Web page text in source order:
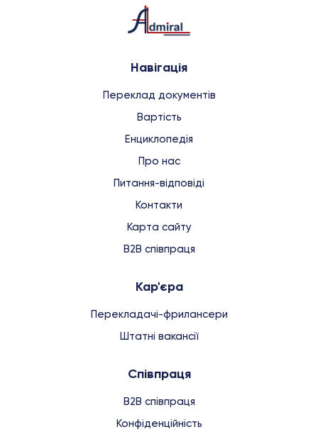
Навігація
Переклад документів
Вартість
Енциклопедія
Про нас
Питання-відповіді
Контакти
Карта сайту
B2B співпраця
Кар'єра
Перекладачі-фрилансери
Штатні вакансії
Співпраця
B2B співпраця
Конфіденційність